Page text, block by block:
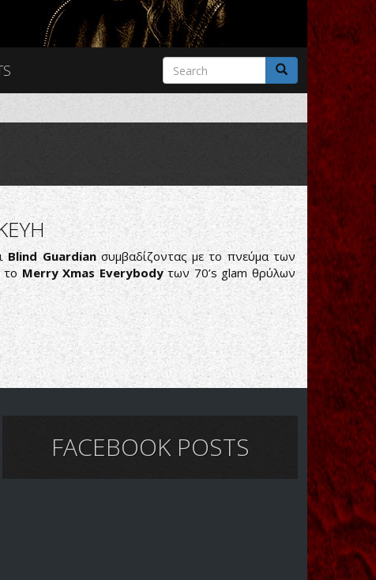
Search
form
Search
Blind Guardianσυμβαδίζοντας με το πνεύμα των
το Merry Xmas Everybodyτων 70’s glam θρύλων
FACEBOOK POSTS